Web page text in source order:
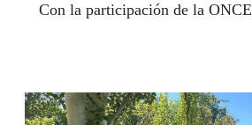
Con la participación de la ONCE